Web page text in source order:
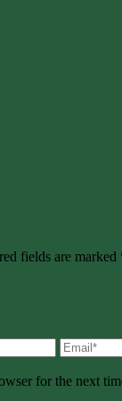
fields are marked
for the next